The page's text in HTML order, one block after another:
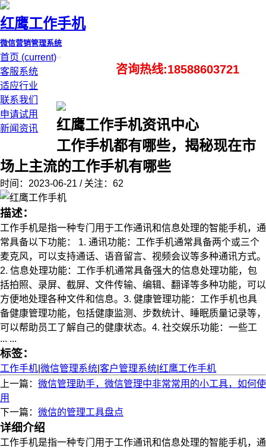
红鹰工作手机
微信营销管理系统
首页 (current)
客服系统
适应行业
联系我们
申请试用
新闻资讯
咨询热线:18588603721
红鹰工作手机资讯中心
工作手机都有哪些，揭秘现在市
场上主流的工作手机有哪些
时间：2023-06-21 / 关注：62
描述：
工作手机是指一种专门用于工作通讯和信息处理的智能手机，通
常具备以下功能： 1. 通讯功能：工作手机通常具备两个或三个
麦克风，可以支持通话、语音留言、视频会议等多种通讯方式。
2. 信息处理功能：工作手机通常具备强大的信息处理功能，包
括拍照、录屏、截屏、文件传输、编辑、翻译等多种功能，可以
方便地处理各种文件和信息。3. 健康管理功能：工作手机也具
备健康管理功能，包括健康监测、步数统计、睡眠质量记录等，
可以帮助员工了解自己的健康状态。4. 社交娱乐功能：一些工
... ...
标签：
工作手机 微信管理系统 客户管理系统 红鹰工作手机
上一篇： 微信管理助手，微信管理中非常常用的小工具，如何使
用
下一篇： 微信的管理工具盘点
详细介绍
工作手机是指一种专门用于工作通讯和信息处理的智能手机，通